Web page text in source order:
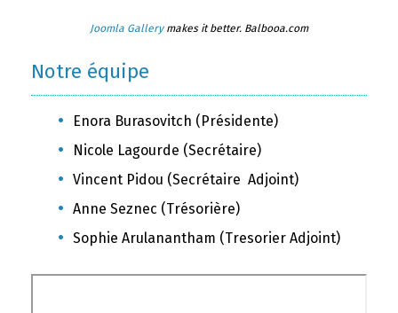
Joomla Gallerymakes it better. Balbooa.com
Notre équipe
Enora Burasovitch (Présidente)
Nicole Lagourde (Secrétaire)
Vincent Pidou (Secrétaire Adjoint)
Anne Seznec (Trésorière)
Sophie Arulanantham (Tresorier Adjoint)